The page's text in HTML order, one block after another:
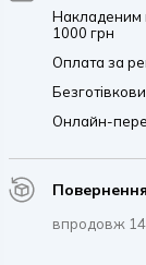
Накладеним
1000 грн
Оплата за
Онлайн-
впродовж 14